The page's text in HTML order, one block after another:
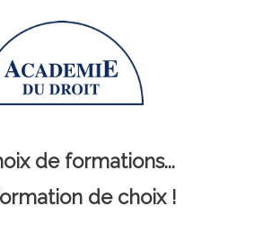
de formations...
de choix !